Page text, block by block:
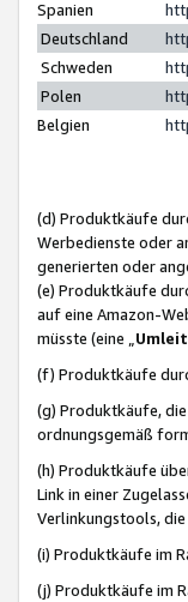
Spanien
Deutschland
Schweden
Polen
Belgien
(d) Produktkäufe
Werbedienste oder
generierten oder
(e) Produktkäufe
auf eine Amazon-
müsste (eine „
(f) Produktkäufe
(g) Produktkäufe,
ordnungsgemäß
(h) Produktkäufe
Link in einer
Verlinkungstools,
(i) Produktkäufe im
(j) Produktkäufe im